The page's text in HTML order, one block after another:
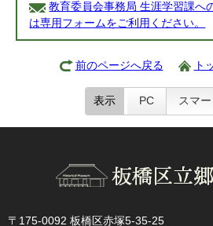
教育委員会事務局 生涯学習課へ
は専用フォームをご利用ください。
前のページへ戻る ト
表示 PC スマ
〒175-0092 板橋区赤塚5-35-25